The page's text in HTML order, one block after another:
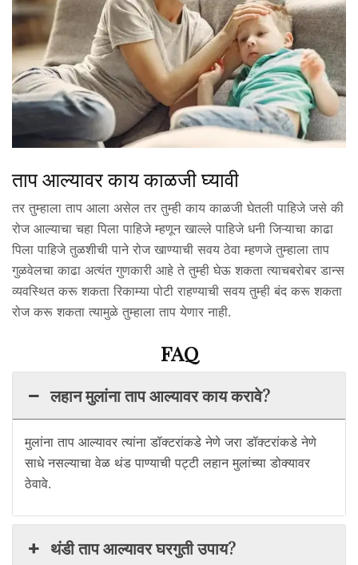
ताप आल्यावर काय काळजी घ्यावी
तर तुम्हाला ताप आला असेल तर तुम्ही काय काळजी घेतली पाहिजे जसे की
रोज आल्याचा चहा पिला पाहिजे म्हणून खाल्ले पाहिजे धनी जिऱ्याचा काढा
पिला पाहिजे तुळशीची पाने रोज खाण्याची सवय ठेवा म्हणजे तुम्हाला ताप
गुळवेलचा काढा अत्यंत गुणकारी आहे ते तुम्ही घेऊ शकता त्याचबरोबर डान्स
व्यवस्थित करू शकता रिकाम्या पोटी राहण्याची सवय तुम्ही बंद करू शकता
रोज करू शकता त्यामुळे तुम्हाला ताप येणार नाही.
FAQ
लहान मुलांना ताप आल्यावर काय करावे?
मुलांना ताप आल्यावर त्यांना डॉक्टरांकडे नेणे जरा डॉक्टरांकडे नेणे
साधे नसल्याचा वेळ थंड पाण्याची पट्टी लहान मुलांच्या डोक्यावर
ठेवावे.
थंडी ताप आल्यावर घरगुती उपाय?